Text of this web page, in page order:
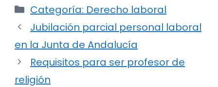
Categorías
Categoría: Derecho laboral
Jubilación parcial personal laboral
en la Junta de Andalucía
Requisitos para ser profesor de
religión